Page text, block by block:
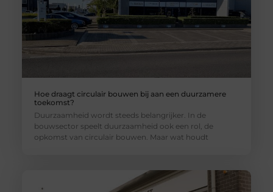
Hoe draagt circulair bouwen bij aan een duurzamere
toekomst?
Duurzaamheid wordt steeds belangrijker. In de
bouwsector speelt duurzaamheid ook een rol, de
opkomst van circulair bouwen. Maar wat houdt